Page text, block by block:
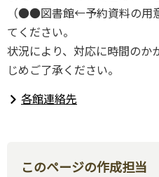
（●●図書館←予約資料の用
てください。
状況により、対応に時間のか
じめご了承ください。
各館連絡先
このページの作成担当